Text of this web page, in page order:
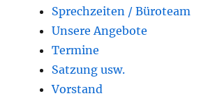
Sprechzeiten / Büroteam
Unsere Angebote
Termine
Satzung usw.
Vorstand